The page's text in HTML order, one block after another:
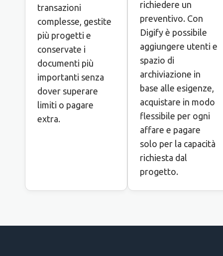
transazioni
complesse, gestite
più progetti e
conservate i
documenti più
importanti senza
dover superare
limiti o pagare
extra.
richiedere un
preventivo. Con
Digify è possibile
aggiungere utenti e
spazio di
archiviazione in
base alle esigenze,
acquistare in modo
flessibile per ogni
affare e pagare
solo per la capacità
richiesta dal
progetto.